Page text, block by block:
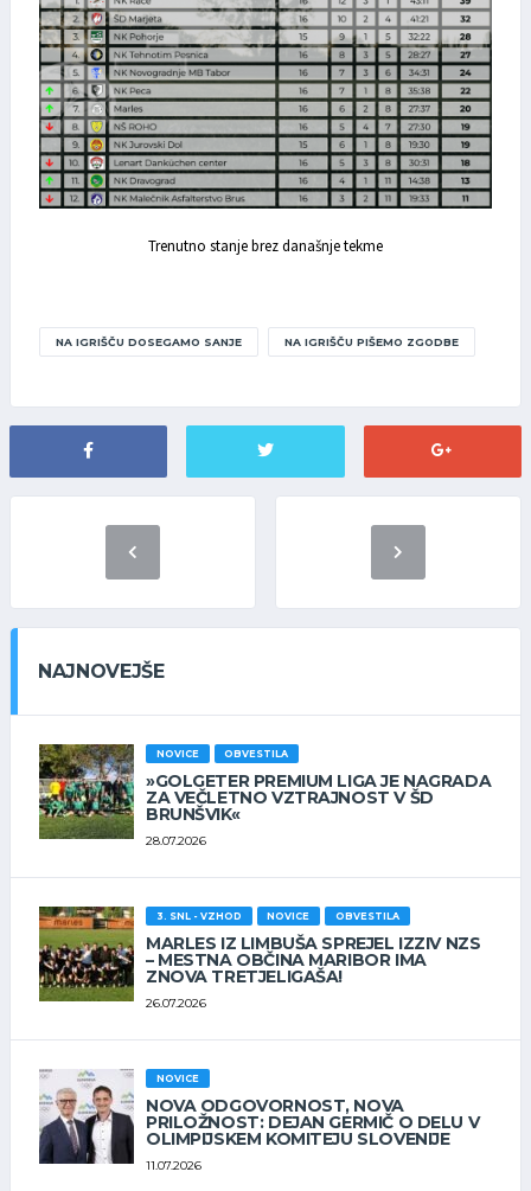
Trenutno stanje brez današnje tekme
NA IGRIŠČU DOSEGAMO SANJE NA IGRIŠČU PIŠEMO ZGODBE
NAJNOVEJŠE
NOVICE OBVESTILA
»GOLGETER PREMIUM LIGA JE NAGRADA
ZA VEČLETNO VZTRAJNOST V ŠD
BRUNŠVIK«
28.07.2026
3. SNL - VZHOD NOVICE OBVESTILA
MARLES IZ LIMBUŠA SPREJEL IZZIV NZS
– MESTNA OBČINA MARIBOR IMA
ZNOVA TRETJELIGAŠA!
26.07.2026
NOVICE
NOVA ODGOVORNOST, NOVA
PRILOŽNOST: DEJAN GERMIČ O DELU V
OLIMPIJSKEM KOMITEJU SLOVENIJE
11.07.2026